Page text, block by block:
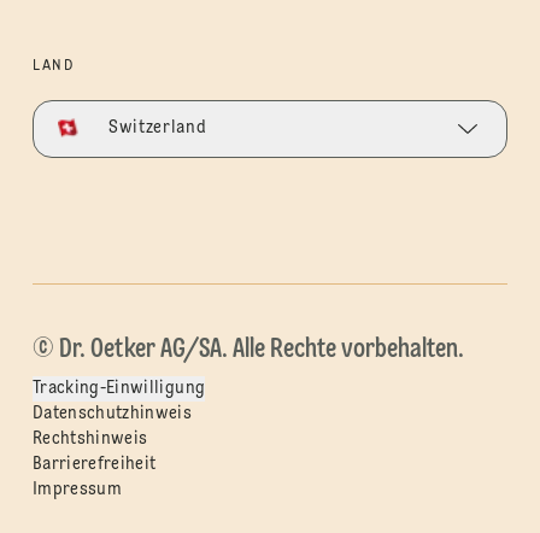
LAND
Switzerland
© Dr. Oetker AG/SA. Alle Rechte vorbehalten.
Tracking-Einwilligung
Datenschutzhinweis
Rechtshinweis
Barrierefreiheit
Impressum